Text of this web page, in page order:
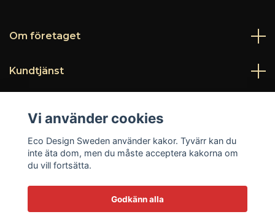
Om företaget
Kundtjänst
Sociala medier
Vi använder cookies
Eco Design Sweden använder kakor. Tyvärr kan du
inte äta dom, men du måste acceptera kakorna om
du vill fortsätta.
Godkänn alla